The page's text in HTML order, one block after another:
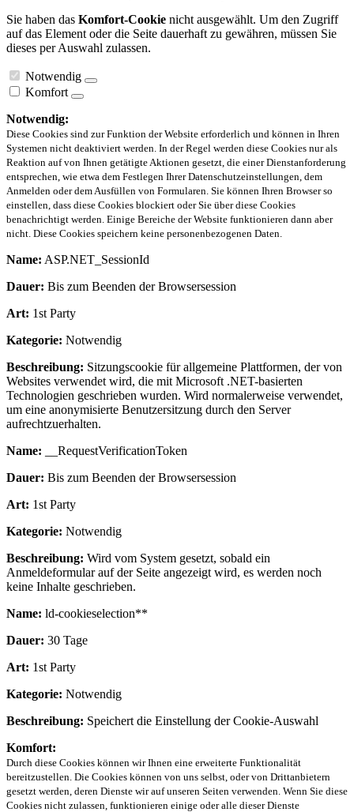
Sie haben das Komfort-Cookie nicht ausgewählt. Um den Zugriff
auf das Element oder die Seite dauerhaft zu gewähren, müssen Sie
dieses per Auswahl zulassen.
Notwendig
Komfort
Notwendig:
Diese Cookies sind zur Funktion der Website erforderlich und können in Ihren
Systemen nicht deaktiviert werden. In der Regel werden diese Cookies nur als
Reaktion auf von Ihnen getätigte Aktionen gesetzt, die einer Dienstanforderung
entsprechen, wie etwa dem Festlegen Ihrer Datenschutzeinstellungen, dem
Anmelden oder dem Ausfüllen von Formularen. Sie können Ihren Browser so
einstellen, dass diese Cookies blockiert oder Sie über diese Cookies
benachrichtigt werden. Einige Bereiche der Website funktionieren dann aber
nicht. Diese Cookies speichern keine personenbezogenen Daten.
Name: ASP.NET_SessionId
Dauer: Bis zum Beenden der Browsersession
Art: 1st Party
Kategorie: Notwendig
Beschreibung: Sitzungscookie für allgemeine Plattformen, der von
Websites verwendet wird, die mit Microsoft .NET-basierten
Technologien geschrieben wurden. Wird normalerweise verwendet,
um eine anonymisierte Benutzersitzung durch den Server
aufrechtzuerhalten.
Name: __RequestVerificationToken
Dauer: Bis zum Beenden der Browsersession
Art: 1st Party
Kategorie: Notwendig
Beschreibung: Wird vom System gesetzt, sobald ein
Anmeldeformular auf der Seite angezeigt wird, es werden noch
keine Inhalte geschrieben.
Name: ld-cookieselection**
Dauer: 30 Tage
Art: 1st Party
Kategorie: Notwendig
Beschreibung: Speichert die Einstellung der Cookie-Auswahl
Komfort:
Durch diese Cookies können wir Ihnen eine erweiterte Funktionalität
bereitzustellen. Die Cookies können von uns selbst, oder von Drittanbietern
gesetzt werden, deren Dienste wir auf unseren Seiten verwenden. Wenn Sie diese
Cookies nicht zulassen, funktionieren einige oder alle dieser Dienste